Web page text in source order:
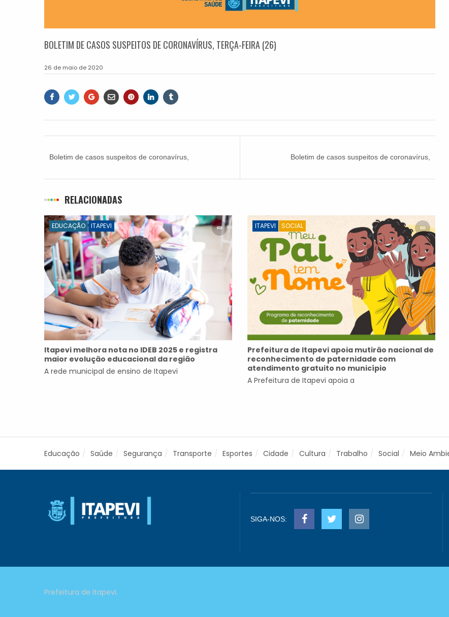
BOLETIM DE CASOS SUSPEITOS DE CORONAVÍRUS, TERÇA-FEIRA (26)
26 de maio de 2020
Boletim de casos suspeitos de coronavírus,
Boletim de casos suspeitos de coronavírus,
RELACIONADAS
EDUCAÇÃO ITAPEVI
Itapevi melhora nota no IDEB 2025 e registra
maior evolução educacional da região
A rede municipal de ensino de Itapevi
ITAPEVI SOCIAL
Prefeitura de Itapevi apoia mutirão nacional de
reconhecimento de paternidade com
atendimento gratuito no município
A Prefeitura de Itapevi apoia a
Educação Saúde Segurança Transporte Esportes Cidade Cultura Trabalho Social Meio
SIGA-NOS:
Prefeitura de Itapevi.